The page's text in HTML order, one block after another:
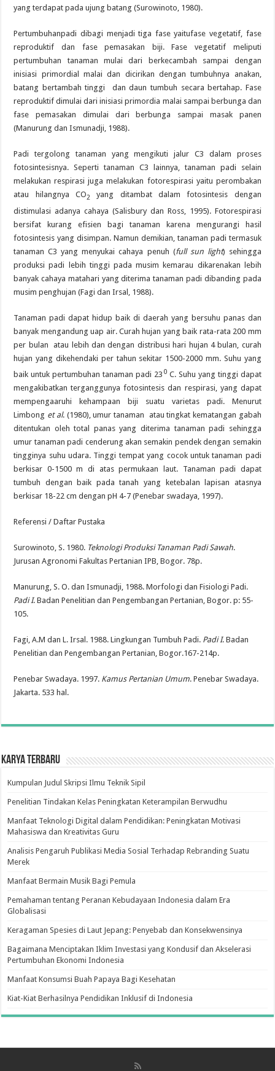
yang terdapat pada ujung batang (Surowinoto, 1980).
Pertumbuhanpadi dibagi menjadi tiga fase yaitufase vegetatif, fase
reproduktif dan fase pemasakan biji. Fase vegetatif meliputi
pertumbuhan tanaman mulai dari berkecambah sampai dengan
inisiasi primordial malai dan dicirikan dengan tumbuhnya anakan,
batang bertambah tinggi dan daun tumbuh secara bertahap. Fase
reproduktif dimulai dari inisiasi primordia malai sampai berbunga dan
fase pemasakan dimulai dari berbunga sampai masak panen
(Manurung dan Ismunadji, 1988).
Padi tergolong tanaman yang mengikuti jalur C3 dalam proses
fotosintesisnya. Seperti tanaman C3 lainnya, tanaman padi selain
melakukan respirasi juga melakukan fotorespirasi yaitu perombakan
atau hilangnya CO2
yang ditambat dalam fotosintesis dengan
distimulasi adanya cahaya (Salisbury dan Ross, 1995). Fotorespirasi
bersifat kurang efisien bagi tanaman karena mengurangi hasil
fotosintesis yang disimpan. Namun demikian, tanaman padi termasuk
tanaman C3 yang menyukai cahaya penuh (full sun light) sehingga
produksi padi lebih tinggi pada musim kemarau dikarenakan lebih
banyak cahaya matahari yang diterima tanaman padi dibanding pada
musim penghujan (Fagi dan Irsal, 1988).
Tanaman padi dapat hidup baik di daerah yang bersuhu panas dan
banyak mengandung uap air. Curah hujan yang baik rata-rata 200 mm
per bulan atau lebih dan dengan distribusi hari hujan 4 bulan, curah
hujan yang dikehendaki per tahun sekitar 1500-2000 mm. Suhu yang
baik untuk pertumbuhan tanaman padi 23 0C. Suhu yang tinggi dapat
mengakibatkan terganggunya fotosintesis dan respirasi, yang dapat
mempengaaruhi kehampaan biji suatu varietas padi. Menurut
Limbong et al. (1980), umur tanaman atau tingkat kematangan gabah
ditentukan oleh total panas yang diterima tanaman padi sehingga
umur tanaman padi cenderung akan semakin pendek dengan semakin
tingginya suhu udara. Tinggi tempat yang cocok untuk tanaman padi
berkisar 0-1500 m di atas permukaan laut. Tanaman padi dapat
tumbuh dengan baik pada tanah yang ketebalan lapisan atasnya
berkisar 18-22 cm dengan pH 4-7 (Penebar swadaya, 1997).
Referensi / Daftar Pustaka
Surowinoto, S. 1980. Teknologi Produksi Tanaman Padi Sawah.
Jurusan Agronomi Fakultas Pertanian IPB, Bogor. 78p.
Manurung, S. O. dan Ismunadji, 1988. Morfologi dan Fisiologi Padi.
Padi I. Badan Penelitian dan Pengembangan Pertanian, Bogor. p: 55-
105.
Fagi, A.M dan L. Irsal. 1988. Lingkungan Tumbuh Padi. Padi I. Badan
Penelitian dan Pengembangan Pertanian, Bogor.167-214p.
Penebar Swadaya. 1997. Kamus Pertanian Umum. Penebar Swadaya.
Jakarta. 533 hal.
Karya Terbaru
Kumpulan Judul Skripsi Ilmu Teknik Sipil
Penelitian Tindakan Kelas Peningkatan Keterampilan Berwudhu
Manfaat Teknologi Digital dalam Pendidikan: Peningkatan Motivasi
Mahasiswa dan Kreativitas Guru
Analisis Pengaruh Publikasi Media Sosial Terhadap Rebranding Suatu
Merek
Manfaat Bermain Musik Bagi Pemula
Pemahaman tentang Peranan Kebudayaan Indonesia dalam Era
Globalisasi
Keragaman Spesies di Laut Jepang: Penyebab dan Konsekwensinya
Bagaimana Menciptakan Iklim Investasi yang Kondusif dan Akselerasi
Pertumbuhan Ekonomi Indonesia
Manfaat Konsumsi Buah Papaya Bagi Kesehatan
Kiat-Kiat Berhasilnya Pendidikan Inklusif di Indonesia